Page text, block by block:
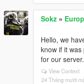
Sokz »
Hello, we
know if it
for our
View Context
24 Tháng mười